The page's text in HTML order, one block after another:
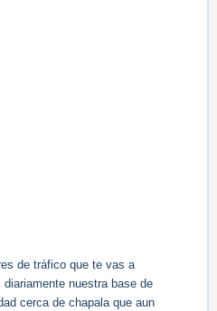
de tráfico que te vas a
nuestra base de
cerca de chapala que aun